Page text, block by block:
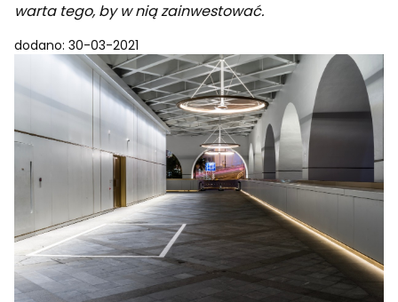
warta tego, by w nią zainwestować.
dodano: 30-03-2021